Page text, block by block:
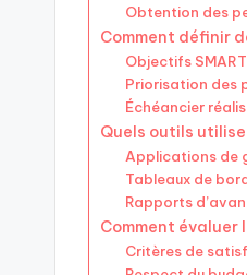
Obtention des
Comment définir
Objectifs SMART
Priorisation des
Échéancier
Quels outils
Applications de
Tableaux de
Rapports
Comment
Critères de